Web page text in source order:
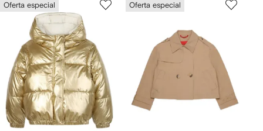
Oferta especial Oferta especial